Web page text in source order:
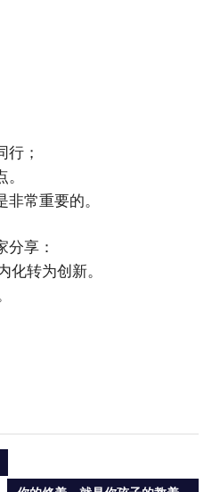
行；
常重要的。
分享：
化转为创新。